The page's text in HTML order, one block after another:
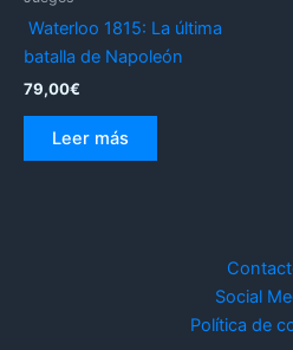
Waterloo 1815: La última
batalla de Napoleón
79,00€
Leer más
Social
Política de